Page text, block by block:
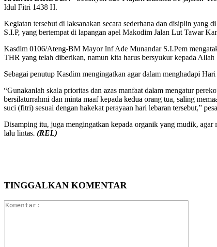
Idul Fitri 1438 H.
Kegiatan tersebut di laksanakan secara sederhana dan disiplin
S.I.P, yang bertempat di lapangan apel Makodim Jalan Lut Tawar
Kasdim 0106/Ateng-BM Mayor Inf Ade Munandar S.I.Pem
THR yang telah diberikan, namun kita harus bersyukur kepada
Sebagai penutup Kasdim mengingatkan agar dalam menghadapi
“Gunakanlah skala prioritas dan azas manfaat dalam mengatur
bersilaturrahmi dan minta maaf kepada kedua orang tua, saling
suci (fitri) sesuai dengan hakekat perayaan hari lebaran tersebut,”
Disamping itu, juga mengingatkan kepada organik yang mudik, agar
lalu lintas. (REL)
TINGGALKAN KOMENTAR